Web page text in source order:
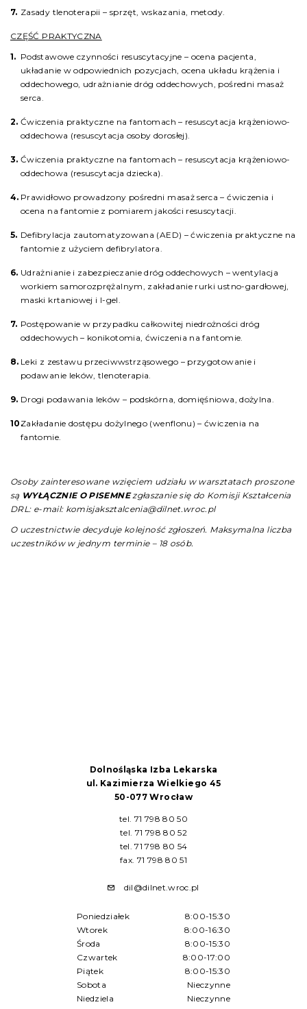
Zasady tlenoterapii – sprzęt, wskazania, metody.
CZĘŚĆ PRAKTYCZNA
Podstawowe czynności resuscytacyjne – ocena pacjenta,
układanie w odpowiednich pozycjach, ocena układu krążenia i
oddechowego, udrażnianie dróg oddechowych, pośredni masaż
serca.
Ćwiczenia praktyczne na fantomach – resuscytacja krążeniowo-
oddechowa (resuscytacja osoby dorosłej).
Ćwiczenia praktyczne na fantomach – resuscytacja krążeniowo-
oddechowa (resuscytacja dziecka).
Prawidłowo prowadzony pośredni masaż serca – ćwiczenia i
ocena na fantomie z pomiarem jakości resuscytacji.
Defibrylacja zautomatyzowana (AED) – ćwiczenia praktyczne na
fantomie z użyciem defibrylatora.
Udrażnianie i zabezpieczanie dróg oddechowych – wentylacja
workiem samorozprężalnym, zakładanie rurki ustno-gardłowej,
maski krtaniowej i I-gel.
Postępowanie w przypadku całkowitej niedrożności dróg
oddechowych – konikotomia, ćwiczenia na fantomie.
Leki z zestawu przeciwwstrząsowego – przygotowanie i
podawanie leków, tlenoterapia.
Drogi podawania leków – podskórna, domięśniowa, dożylna.
Zakładanie dostępu dożylnego (wenflonu) – ćwiczenia na
fantomie.
Osoby zainteresowane wzięciem udziału w warsztatach proszone
są WYŁĄCZNIE O PISEMNEzgłaszanie się do Komisji Kształcenia
DRL: e-mail: komisjaksztalcenia@dilnet.wroc.pl
O uczestnictwie decyduje kolejność zgłoszeń. Maksymalna liczba
uczestników w jednym terminie – 18 osób.
Dolnośląska Izba Lekarska
ul. Kazimierza Wielkiego 45
50-077 Wrocław
tel. 71 798 80 50
tel. 71 798 80 52
tel. 71 798 80 54
fax. 71 798 80 51
dil@dilnet.wroc.pl
Poniedziałek
8:00-15:30
Wtorek
8:00-16:30
Środa
8:00-15:30
Czwartek
8:00-17:00
Piątek
8:00-15:30
Sobota
Nieczynne
Niedziela
Nieczynne